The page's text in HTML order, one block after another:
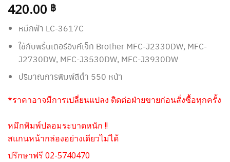
420.00 ฿
หมึกฟ้า LC-3617C
ใช้กับพริ้นเตอร์อิงค์เจ็ท Brother MFC-J2330DW, MFC-
J2730DW, MFC-J3530DW, MFC-J3930DW
ปริมาณการพิมพ์สีดำ 550 หน้า
*ราคาอาจมีการเปลี่ยนแปลง ติดต่อฝ่ายขายก่อนสั่งซื้อทุกครั้ง
หมึกพิมพ์ปลอมระบาดหนัก !!
สแกนหน้ากล่องอย่างเดียวไม่ได้
ปรึกษาฟรี 02-5740470